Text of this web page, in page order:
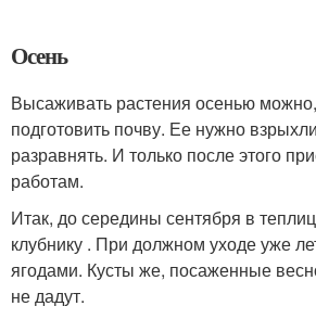
Осень
Высаживать растения осенью
подготовить почву. Ее нужно
разравнять. И только после этого
работам.
Итак, до середины сентября в
клубнику . При должном уходе уже
ягодами. Кусты же, посаженные
не дадут.